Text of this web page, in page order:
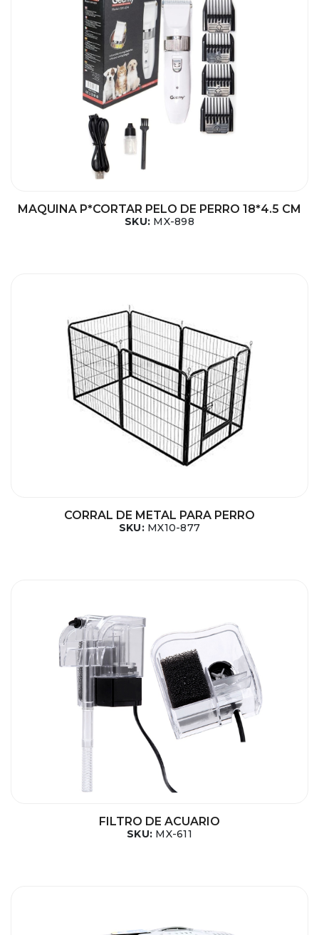
MAQUINA P*CORTAR PELO DE PERRO 18*4.5 CM
SKU: MX-898
CORRAL DE METAL PARA PERRO
SKU: MX10-877
FILTRO DE ACUARIO
SKU: MX-611